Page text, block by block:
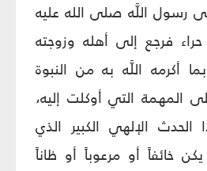
رسول اللَّه صلى الله عليه
فرجع إلى أهله وزوجته
أكرمه اللَّه به من النبوة
المهمة التي أوكلت إليه،
الإلهي الكبير الذي
خائفاً أو مرعوباً أو ظاناً